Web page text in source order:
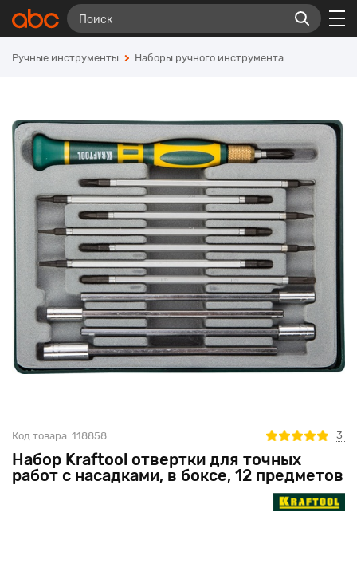
Ручные инструменты Наборы ручного инструмента
Набор Kraftool отвертки для точных
работ с насадками, в боксе, 12 предметов
Код товара: 118858 3